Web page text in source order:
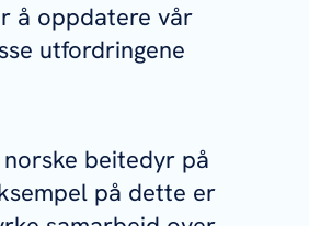
å oppdatere vår
utfordringene
beitedyr på
på dette er